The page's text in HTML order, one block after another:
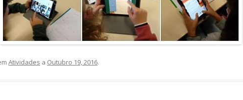
Atividades a Outubro 19, 2016.